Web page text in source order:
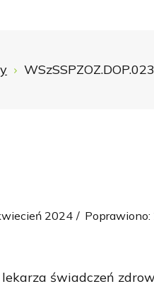
2024
świadczeń